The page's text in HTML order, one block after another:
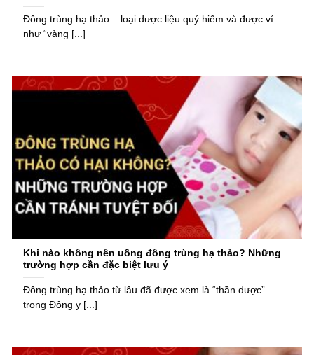
Đông trùng hạ thảo – loại dược liệu quý hiếm và được ví
như “vàng [...]
Khi nào không nên uống đông trùng hạ thảo? Những
trường hợp cần đặc biệt lưu ý
Đông trùng hạ thảo từ lâu đã được xem là “thần dược”
trong Đông y [...]